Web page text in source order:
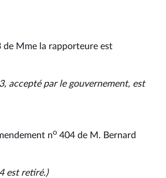
de Mme la rapporteure est
accepté par le gouvernement, est
no 404 de M. Bernard
est retiré.)